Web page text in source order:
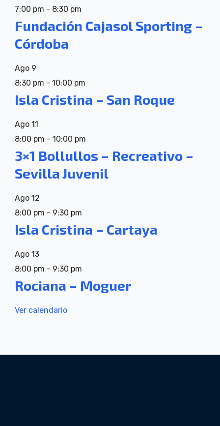
7:00 pm - 8:30 pm
Fundación Cajasol Sporting –
Córdoba
Ago 9
8:30 pm - 10:00 pm
Isla Cristina – San Roque
Ago 11
8:00 pm - 10:00 pm
3×1 Bollullos – Recreativo –
Sevilla Juvenil
Ago 12
8:00 pm - 9:30 pm
Isla Cristina – Cartaya
Ago 13
8:00 pm - 9:30 pm
Rociana – Moguer
Ver calendario